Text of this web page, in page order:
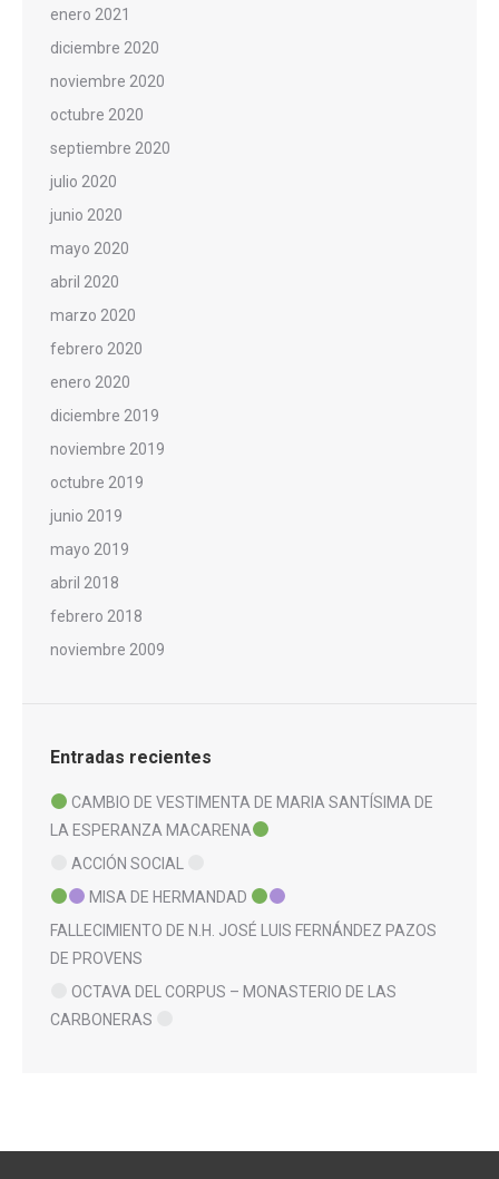
enero 2021
diciembre 2020
noviembre 2020
octubre 2020
septiembre 2020
julio 2020
junio 2020
mayo 2020
abril 2020
marzo 2020
febrero 2020
enero 2020
diciembre 2019
noviembre 2019
octubre 2019
junio 2019
mayo 2019
abril 2018
febrero 2018
noviembre 2009
Entradas recientes
CAMBIO DE VESTIMENTA DE MARIA SANTÍSIMA DE
LA ESPERANZA MACARENA
ACCIÓN SOCIAL
MISA DE HERMANDAD
FALLECIMIENTO DE N.H. JOSÉ LUIS FERNÁNDEZ PAZOS
DE PROVENS
OCTAVA DEL CORPUS – MONASTERIO DE LAS
CARBONERAS